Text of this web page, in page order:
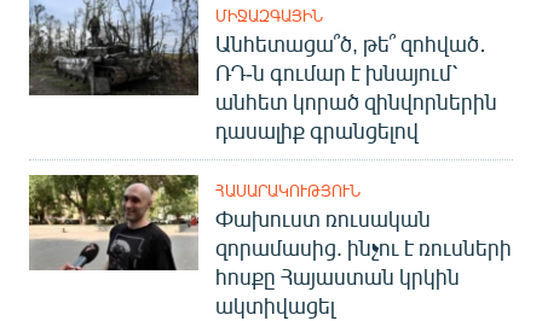
ՄԻՋԱԶԳԱՅԻՆ
Անհետացա՞ծ, թե՞ զոհված․
ՌԴ-ն գումար է խնայում՝
անհետ կորած զինվորներին
դասալիք գրանցելով
ՀԱՍԱՐԱԿՈՒԹՅՈՒՆ
Փախուստ ռուսական
զորամասից. ինչու է ռուսների
հոսքը Հայաստան կրկին
ակտիվացել